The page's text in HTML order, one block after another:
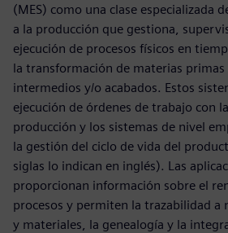
(MES) como una clase especializada
a la producción que gestiona,
ejecución de procesos físicos en
la transformación de materias
intermedios y/o acabados. Estos
ejecución de órdenes de trabajo con
producción y los sistemas de nivel
la gestión del ciclo de vida del
siglas lo indican en inglés). Las
proporcionan información sobre el
procesos y permiten la trazabilidad a
y materiales, la genealogía y la